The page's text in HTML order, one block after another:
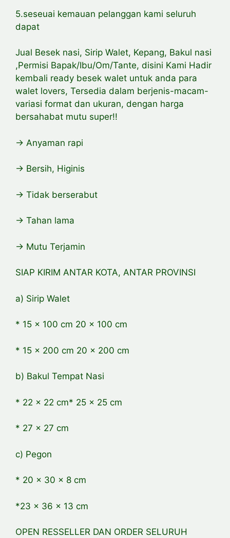
5.seseuai kemauan pelanggan kami seluruh
dapat
Jual Besek nasi, Sirip Walet, Kepang, Bakul nasi
,Permisi Bapak/Ibu/Om/Tante, disini Kami Hadir
kembali ready besek walet untuk anda para
walet lovers, Tersedia dalam berjenis-macam-
variasi format dan ukuran, dengan harga
bersahabat mutu super!!
-> Anyaman rapi
-> Bersih, Higinis
-> Tidak berserabut
-> Tahan lama
-> Mutu Terjamin
SIAP KIRIM ANTAR KOTA, ANTAR PROVINSI
a) Sirip Walet
* 15 x 100 cm 20 x 100 cm
* 15 x 200 cm 20 x 200 cm
b) Bakul Tempat Nasi
* 22 x 22 cm* 25 x 25 cm
* 27 x 27 cm
c) Pegon
* 20 x 30 x 8 cm
*23 x 36 x 13 cm
OPEN RESSELLER DAN ORDER SELURUH